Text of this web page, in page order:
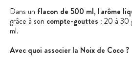
Dans un flacon de 500 ml, l'arôme
grâce à son compte-gouttes : 20 à 30
ml.
Avec quoi associer la Noix de Coco ?